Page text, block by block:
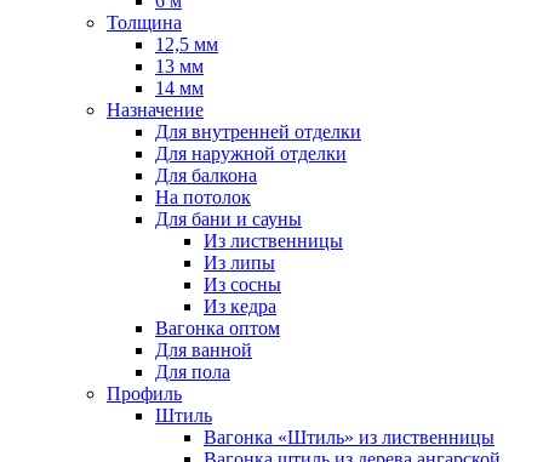
Толщина
12,5 мм
13 мм
14 мм
Назначение
Для внутренней отделки
Для наружной отделки
Для балкона
На потолок
Для бани и сауны
Из лиственницы
Из липы
Из сосны
Из кедра
Вагонка оптом
Для ванной
Для пола
Профиль
Штиль
Вагонка «Штиль» из лиственницы